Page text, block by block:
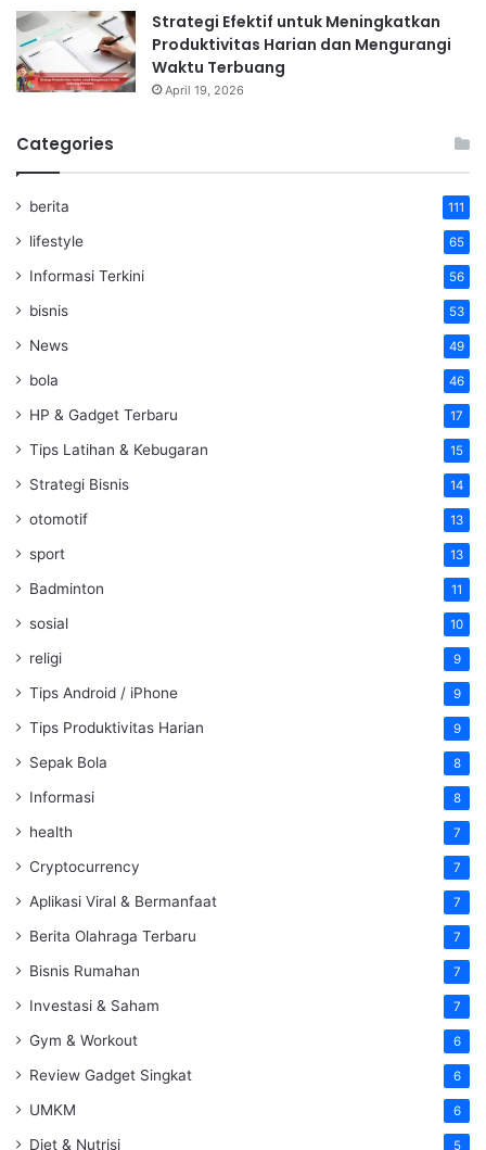
Strategi Efektif untuk Meningkatkan
Produktivitas Harian dan Mengurangi
Waktu Terbuang
April 19, 2026
Categories
berita 111
lifestyle 65
Informasi Terkini 56
bisnis 53
News 49
bola 46
HP & Gadget Terbaru 17
Tips Latihan & Kebugaran 15
Strategi Bisnis 14
otomotif 13
sport 13
Badminton 11
sosial 10
religi 9
Tips Android / iPhone 9
Tips Produktivitas Harian 9
Sepak Bola 8
Informasi 8
health 7
Cryptocurrency 7
Aplikasi Viral & Bermanfaat 7
Berita Olahraga Terbaru 7
Bisnis Rumahan 7
Investasi & Saham 7
Gym & Workout 6
Review Gadget Singkat 6
UMKM 6
Diet & Nutrisi 5